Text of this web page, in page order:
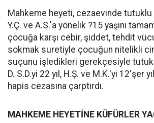
Mahkeme heyeti, cezaevinde
Y.Ç. ve A.S.'a yönelik ?15 yaşını
çocuğa karşı cebir, şiddet, tehdit
sokmak suretiyle çocuğun nitelikli
suçunu işledikleri gerekçesiyle
D. S.D.yi 22 yıl, H.Ş. ve M.K.'yi 12'şer
hapis cezasına çarptırdı.
MAHKEME HEYETİNE KÜFÜRLER